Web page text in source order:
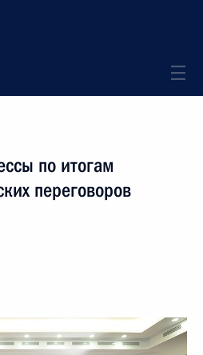
по итогам
переговоров